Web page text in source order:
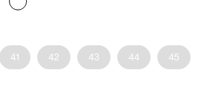
41 42 43 44 45